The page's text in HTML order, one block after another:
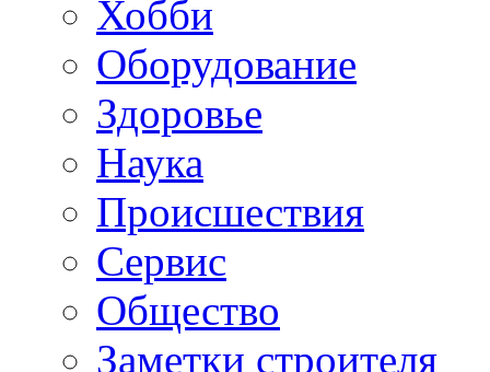
Хобби
Oборудование
Здоровье
Наука
Происшествия
Сервис
Общество
Заметки строителя